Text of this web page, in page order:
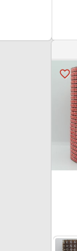
favorite_border